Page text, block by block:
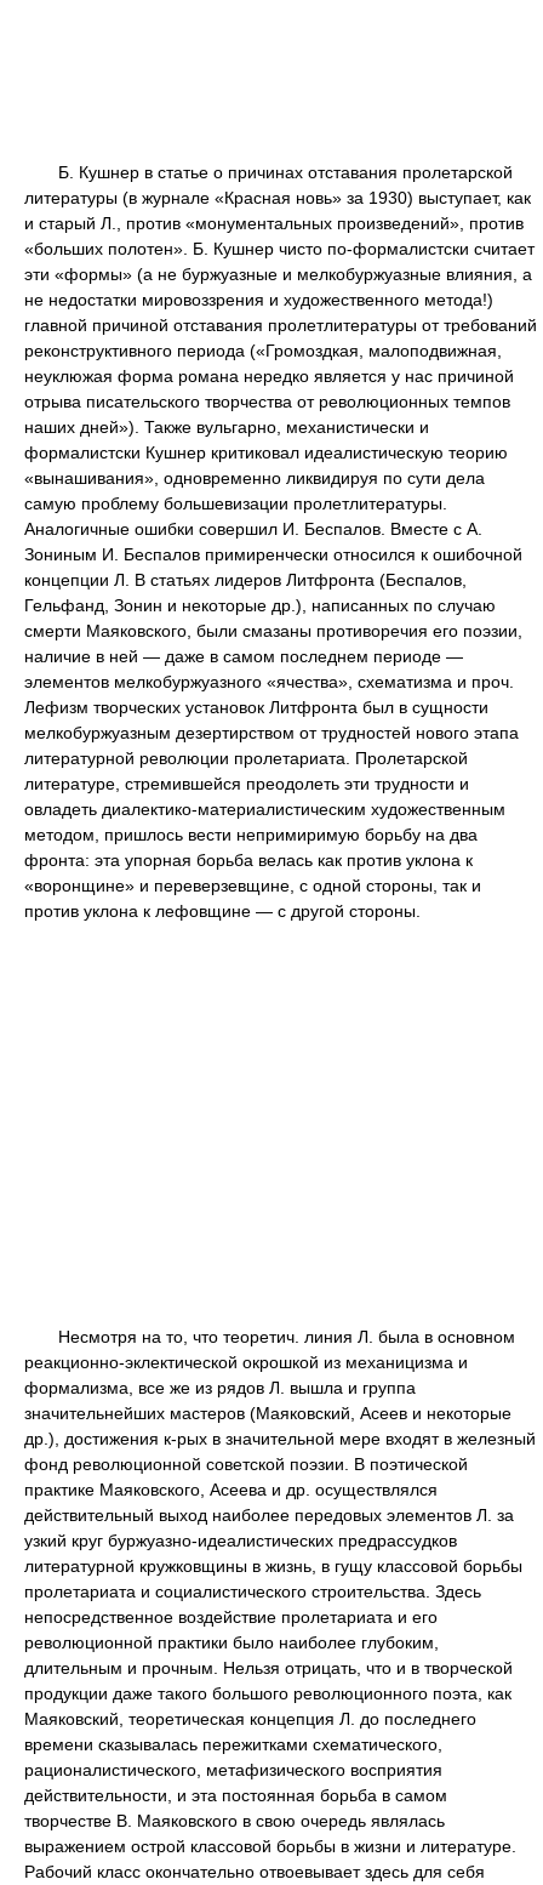
Б. Кушнер в статье о причинах отставания пролетарской
литературы (в журнале «Красная новь» за 1930) выступает, как
и старый Л., против «монументальных произведений», против
«больших полотен». Б. Кушнер чисто по-формалистски считает
эти «формы» (а не буржуазные и мелкобуржуазные влияния, а
не недостатки мировоззрения и художественного метода!)
главной причиной отставания пролетлитературы от требований
реконструктивного периода («Громоздкая, малоподвижная,
неуклюжая форма романа нередко является у нас причиной
отрыва писательского творчества от революционных темпов
наших дней»). Также вульгарно, механистически и
формалистски Кушнер критиковал идеалистическую теорию
«вынашивания», одновременно ликвидируя по сути дела
самую проблему большевизации пролетлитературы.
Аналогичные ошибки совершил И. Беспалов. Вместе с А.
Зониным И. Беспалов примиренчески относился к ошибочной
концепции Л. В статьях лидеров Литфронта (Беспалов,
Гельфанд, Зонин и некоторые др.), написанных по случаю
смерти Маяковского, были смазаны противоречия его поэзии,
наличие в ней — даже в самом последнем периоде —
элементов мелкобуржуазного «ячества», схематизма и проч.
Лефизм творческих установок Литфронта был в сущности
мелкобуржуазным дезертирством от трудностей нового этапа
литературной революции пролетариата. Пролетарской
литературе, стремившейся преодолеть эти трудности и
овладеть диалектико-материалистическим художественным
методом, пришлось вести непримиримую борьбу на два
фронта: эта упорная борьба велась как против уклона к
«воронщине» и переверзевщине, с одной стороны, так и
против уклона к лефовщине — с другой стороны.
Несмотря на то, что теоретич. линия Л. была в основном
реакционно-эклектической окрошкой из механицизма и
формализма, все же из рядов Л. вышла и группа
значительнейших мастеров (Маяковский, Асеев и некоторые
др.), достижения к-рых в значительной мере входят в железный
фонд революционной советской поэзии. В поэтической
практике Маяковского, Асеева и др. осуществлялся
действительный выход наиболее передовых элементов Л. за
узкий круг буржуазно-идеалистических предрассудков
литературной кружковщины в жизнь, в гущу классовой борьбы
пролетариата и социалистического строительства. Здесь
непосредственное воздействие пролетариата и его
революционной практики было наиболее глубоким,
длительным и прочным. Нельзя отрицать, что и в творческой
продукции даже такого большого революционного поэта, как
Маяковский, теоретическая концепция Л. до последнего
времени сказывалась пережитками схематического,
рационалистического, метафизического восприятия
действительности, и эта постоянная борьба в самом
творчестве В. Маяковского в свою очередь являлась
выражением острой классовой борьбы в жизни и литературе.
Рабочий класс окончательно отвоевывает здесь для себя